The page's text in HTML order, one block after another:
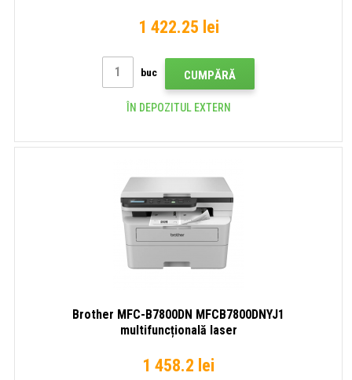
1 422.25 lei
buc CUMPĂRĂ
ÎN DEPOZITUL EXTERN
Brother MFC-B7800DN MFCB7800DNYJ1
multifuncțională laser
1 458.2 lei